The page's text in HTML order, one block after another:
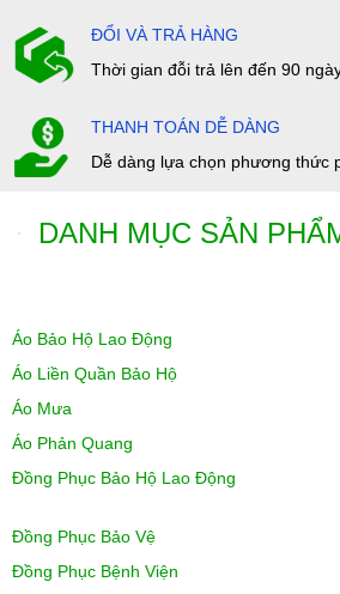
ĐỔI VÀ TRẢ HÀNG
Thời gian đỗi trả lên đến 90
THANH TOÁN DỄ DÀNG
Dễ dàng lựa chọn phương thức
DANH MỤC SẢN
Áo Bảo Hộ Lao Động
Áo Liền Quần Bảo Hộ
Áo Mưa
Áo Phản Quang
Đồng Phục Bảo Hộ Lao Động
Đồng Phục Bảo Vệ
Đồng Phục Bệnh Viện